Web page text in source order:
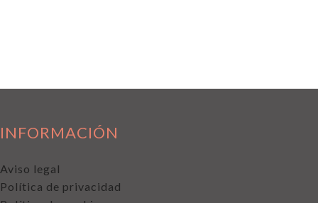
y
Real
Academia
Ciencias
Veterinarias
INFORMACIÓN
Aviso legal
Política de privacidad